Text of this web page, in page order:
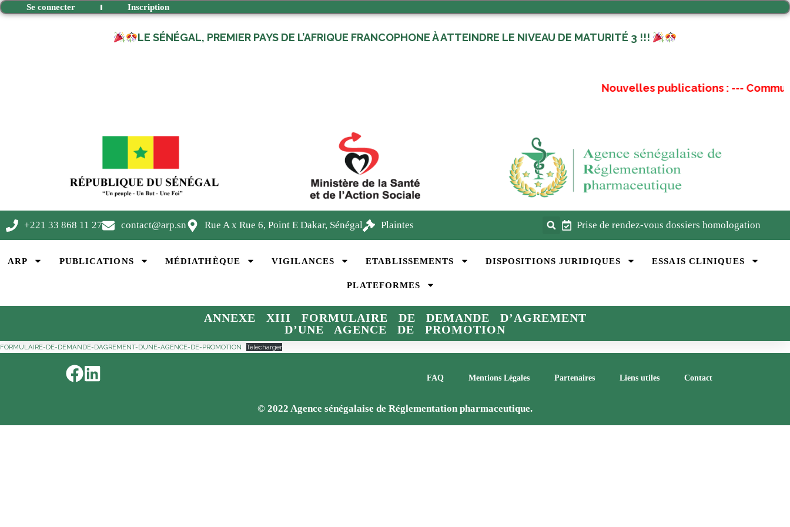
Se connecter Inscription
LE SÉNÉGAL, PREMIER PAYS DE L’AFRIQUE FRANCOPHONE À ATTEINDRE LE NIVEAU DE MATURITÉ 3 !!!
Nouvelles publications :---
+221 33 868 11 27 contact@arp.sn Rue A x Rue 6, Point E Dakar, Sénégal Plaintes Prise de rendez-vous dossiers homologation
ARP PUBLICATIONS MÉDIATHÈQUE VIGILANCES ETABLISSEMENTS DISPOSITIONS JURIDIQUES ESSAIS CLINIQUES
PLATEFORMES
ANNEXE XIII FORMULAIRE DE DEMANDE D’AGREMENT
D’UNE AGENCE DE PROMOTION
FORMULAIRE-DE-DEMANDE-DAGREMENT-DUNE-AGENCE-DE-PROMOTION Télécharger
FAQ Mentions Légales Partenaires Liens utiles Contact
© 2022 Agence sénégalaise de Réglementation pharmaceutique.